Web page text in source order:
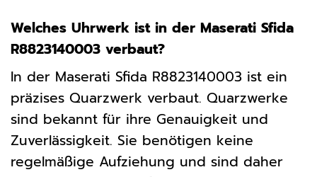
Welches Uhrwerk ist in der Maserati Sfida
R8823140003 verbaut?
In der Maserati Sfida R8823140003 ist ein
präzises Quarzwerk verbaut. Quarzwerke
sind bekannt für ihre Genauigkeit und
Zuverlässigkeit. Sie benötigen keine
regelmäßige Aufziehung und sind daher